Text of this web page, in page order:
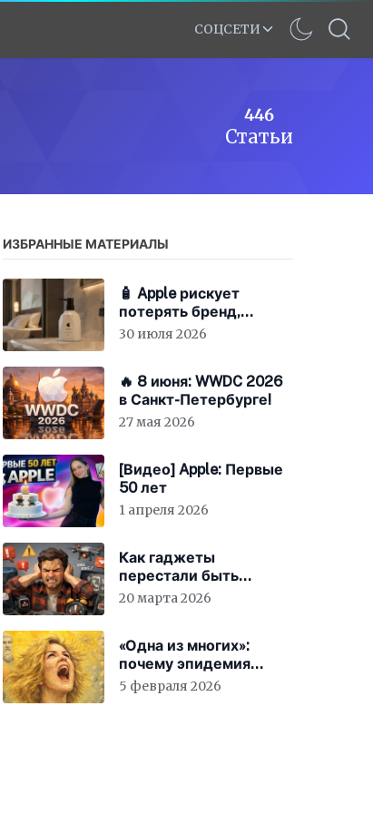
СОЦСЕТИ
446
Статьи
ИЗБРАННЫЕ МАТЕРИАЛЫ
🧴 Apple рискует
потерять бренд,
экономя на «мыле»
30 июля 2026
🔥 8 июня: WWDC 2026
в Санкт-Петербурге!
27 мая 2026
[Видео] Apple: Первые
50 лет
1 апреля 2026
Как гаджеты
перестали быть
просто устройствами и
20 марта 2026
«Одна из многих»:
почему эпидемия
счастья страшнее
5 февраля 2026